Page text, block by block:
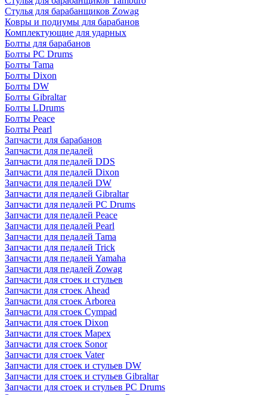
Стулья для барабанщиков Zowag
Ковры и подиумы для барабанов
Комплектующие для ударных
Болты для барабанов
Болты PC Drums
Болты Tama
Болты Dixon
Болты DW
Болты Gibraltar
Болты LDrums
Болты Peace
Болты Pearl
Запчасти для барабанов
Запчасти для педалей
Запчасти для педалей DDS
Запчасти для педалей Dixon
Запчасти для педалей DW
Запчасти для педалей Gibraltar
Запчасти для педалей PC Drums
Запчасти для педалей Peace
Запчасти для педалей Pearl
Запчасти для педалей Tama
Запчасти для педалей Trick
Запчасти для педалей Yamaha
Запчасти для педалей Zowag
Запчасти для стоек и стульев
Запчасти для стоек Ahead
Запчасти для стоек Arborea
Запчасти для стоек Cympad
Запчасти для стоек Dixon
Запчасти для стоек Mapex
Запчасти для стоек Sonor
Запчасти для стоек Vater
Запчасти для стоек и стульев DW
Запчасти для стоек и стульев Gibraltar
Запчасти для стоек и стульев PC Drums